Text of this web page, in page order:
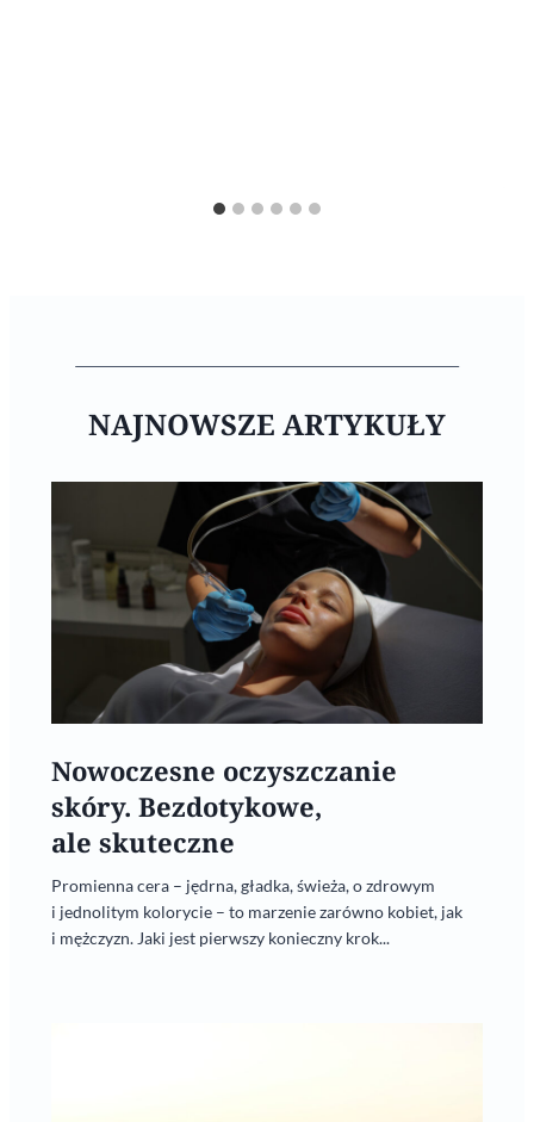
NAJNOWSZE ARTYKUŁY
Nowoczesne oczyszczanie
skóry. Bezdotykowe,
ale skuteczne
Promienna cera – jędrna, gładka, świeża, o zdrowym
i jednolitym kolorycie – to marzenie zarówno kobiet, jak
i mężczyzn. Jaki jest pierwszy konieczny krok...